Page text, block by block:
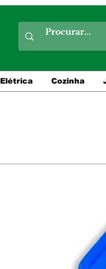
Elétrica Cozinha